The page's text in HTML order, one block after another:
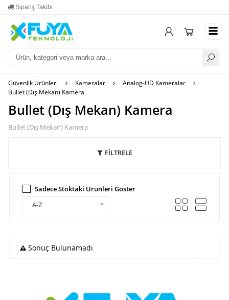
Sipariş Takibi
Güvenlik Ürünleri Kameralar
Analog-HD Kameralar
Bullet (Dış Mekan) Kamera
Bullet (Dış Mekan) Kamera
Bullet (Dış Mekan) Kamera
FİLTRELE
Sadece Stoktaki Ürünleri Göster
A-Z
Sonuç Bulunamadı